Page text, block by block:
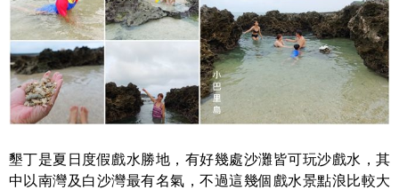
墾丁是夏日度假戲水勝地，有好幾處沙灘皆可玩沙戲水，其
中以南灣及白沙灣最有名氣，不過這幾個戲水景點浪比較大